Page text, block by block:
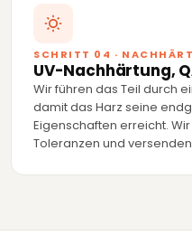
SCHRITT 04 ·
UV-Nachhärtung,
Wir führen das Teil durch
damit das Harz seine
Eigenschaften erreicht.
Toleranzen und